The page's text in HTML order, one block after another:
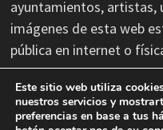
ayuntamientos, artistas,
imágenes de esta web
pública en internet o
No nos hacemos
tipográficas, así como
Este sitio web utiliza
nuestros servicios y
preferencias en base a tus